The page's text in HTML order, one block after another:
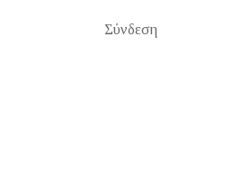
Σύνδεση